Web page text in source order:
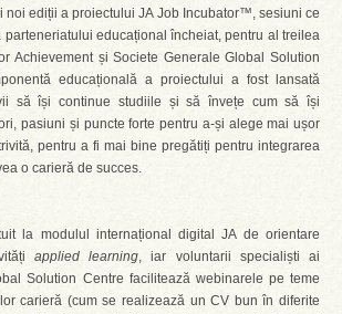
noi ediții a proiectului JA Job Incubator™, sesiuni ce
parteneriatului educațional încheiat, pentru al treilea
Achievement și Societe Generale Global Solution
educațională a proiectului a fost lansată
să își continue studiile și să învețe cum să își
pasiuni și puncte forte pentru a-și alege mai ușor
pentru a fi mai bine pregătiți pentru integrarea
o carieră de succes.
la modulul internațional digital JA de orientare
applied learning, iar voluntarii specialiști ai
Solution Centre facilitează webinarele pe teme
carieră (cum se realizează un CV bun în diferite